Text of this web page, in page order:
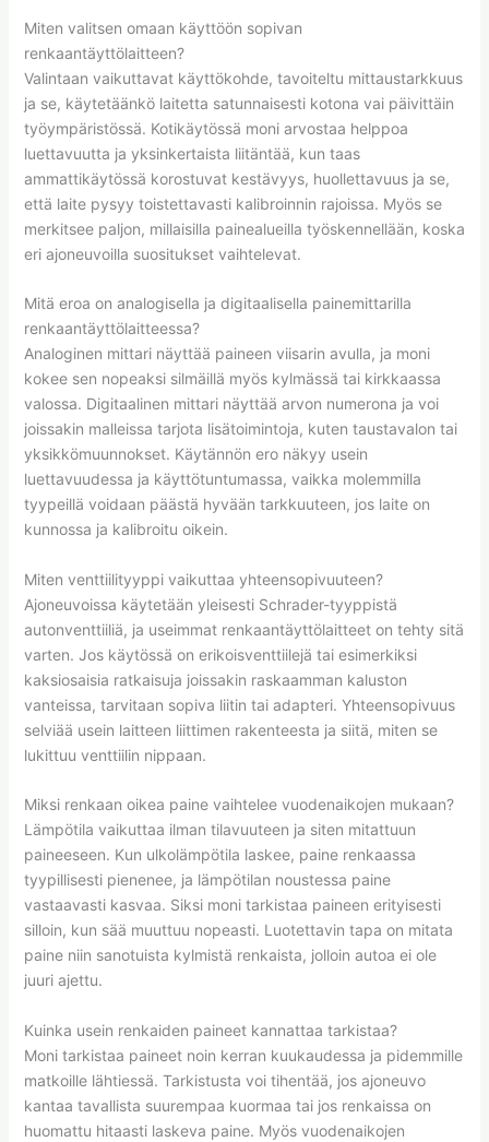
Miten valitsen omaan käyttöön sopivan
renkaantäyttölaitteen?
Valintaan vaikuttavat käyttökohde, tavoiteltu mittaustarkkuus
ja se, käytetäänkö laitetta satunnaisesti kotona vai päivittäin
työympäristössä. Kotikäytössä moni arvostaa helppoa
luettavuutta ja yksinkertaista liitäntää, kun taas
ammattikäytössä korostuvat kestävyys, huollettavuus ja se,
että laite pysyy toistettavasti kalibroinnin rajoissa. Myös se
merkitsee paljon, millaisilla painealueilla työskennellään, koska
eri ajoneuvoilla suositukset vaihtelevat.
Mitä eroa on analogisella ja digitaalisella painemittarilla
renkaantäyttölaitteessa?
Analoginen mittari näyttää paineen viisarin avulla, ja moni
kokee sen nopeaksi silmäillä myös kylmässä tai kirkkaassa
valossa. Digitaalinen mittari näyttää arvon numerona ja voi
joissakin malleissa tarjota lisätoimintoja, kuten taustavalon tai
yksikkömuunnokset. Käytännön ero näkyy usein
luettavuudessa ja käyttötuntumassa, vaikka molemmilla
tyypeillä voidaan päästä hyvään tarkkuuteen, jos laite on
kunnossa ja kalibroitu oikein.
Miten venttiilityyppi vaikuttaa yhteensopivuuteen?
Ajoneuvoissa käytetään yleisesti Schrader-tyyppistä
autonventtiiliä, ja useimmat renkaantäyttölaitteet on tehty sitä
varten. Jos käytössä on erikoisventtiilejä tai esimerkiksi
kaksiosaisia ratkaisuja joissakin raskaamman kaluston
vanteissa, tarvitaan sopiva liitin tai adapteri. Yhteensopivuus
selviää usein laitteen liittimen rakenteesta ja siitä, miten se
lukittuu venttiilin nippaan.
Miksi renkaan oikea paine vaihtelee vuodenaikojen mukaan?
Lämpötila vaikuttaa ilman tilavuuteen ja siten mitattuun
paineeseen. Kun ulkolämpötila laskee, paine renkaassa
tyypillisesti pienenee, ja lämpötilan noustessa paine
vastaavasti kasvaa. Siksi moni tarkistaa paineen erityisesti
silloin, kun sää muuttuu nopeasti. Luotettavin tapa on mitata
paine niin sanotuista kylmistä renkaista, jolloin autoa ei ole
juuri ajettu.
Kuinka usein renkaiden paineet kannattaa tarkistaa?
Moni tarkistaa paineet noin kerran kuukaudessa ja pidemmille
matkoille lähtiessä. Tarkistusta voi tihentää, jos ajoneuvo
kantaa tavallista suurempaa kuormaa tai jos renkaissa on
huomattu hitaasti laskeva paine. Myös vuodenaikojen